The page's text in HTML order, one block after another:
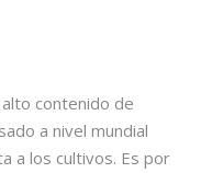
contenido de
a nivel mundial
a los cultivos. Es por